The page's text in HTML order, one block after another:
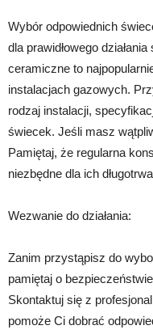
Wybór odpowiednich
dla prawidłowego
ceramiczne to
instalacjach gazowych.
rodzaj instalacji,
świecek. Jeśli masz
Pamiętaj, że regularna
niezbędne dla ich
Wezwanie do działania:
Zanim przystąpisz do
pamiętaj o
Skontaktuj się z
pomoże Ci dobrać